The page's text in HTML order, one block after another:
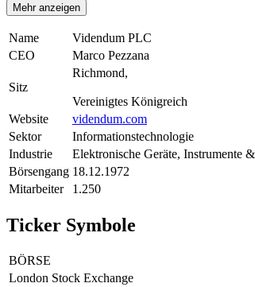
Mehr anzeigen
Name
Videndum PLC
CEO
Marco Pezzana
Sitz
Richmond,
Vereinigtes Königreich
Website
videndum.com
Sektor
Informationstechnologie
Industrie
Elektronische Geräte, Instrumente
Börsengang 18.12.1972
Mitarbeiter
1.250
Ticker Symbole
BÖRSE
London Stock Exchange